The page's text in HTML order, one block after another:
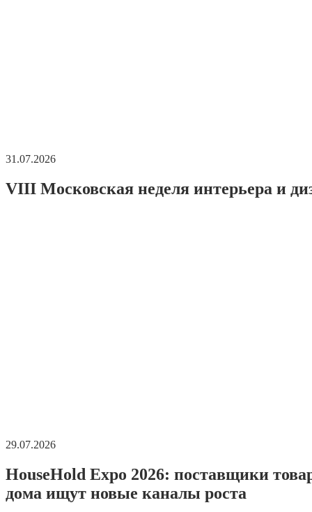
31.07.2026
VIII Московская неделя интерьера и
29.07.2026
HouseHold Expo 2026: поставщики
дома ищут новые каналы роста